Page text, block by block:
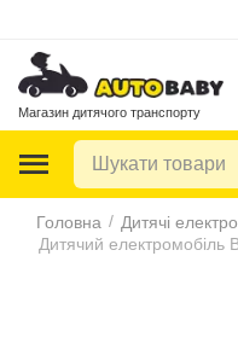
Магазин дитячого транспорту
Головна / Дитячі
Дитячий електромобіль